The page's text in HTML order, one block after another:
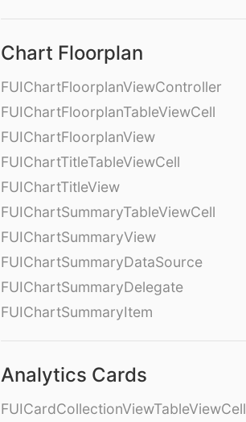
Chart Floorplan
FUIChartFloorplanViewController
FUIChartFloorplanTableViewCell
FUIChartFloorplanView
FUIChartTitleTableViewCell
FUIChartTitleView
FUIChartSummaryTableViewCell
FUIChartSummaryView
FUIChartSummaryDataSource
FUIChartSummaryDelegate
FUIChartSummaryItem
Analytics Cards
FUICardCollectionViewTableViewCell